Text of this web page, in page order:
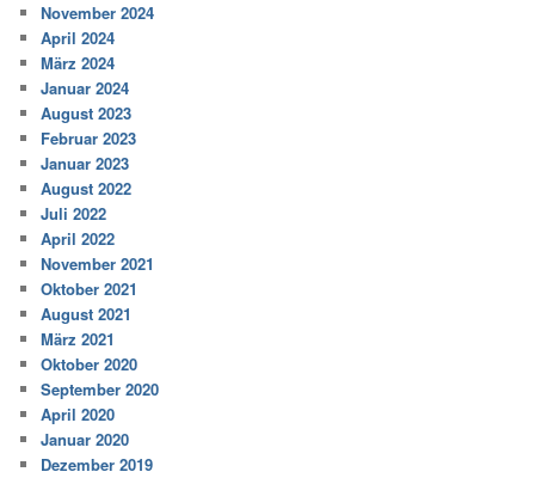
November 2024
April 2024
März 2024
Januar 2024
August 2023
Februar 2023
Januar 2023
August 2022
Juli 2022
April 2022
November 2021
Oktober 2021
August 2021
März 2021
Oktober 2020
September 2020
April 2020
Januar 2020
Dezember 2019